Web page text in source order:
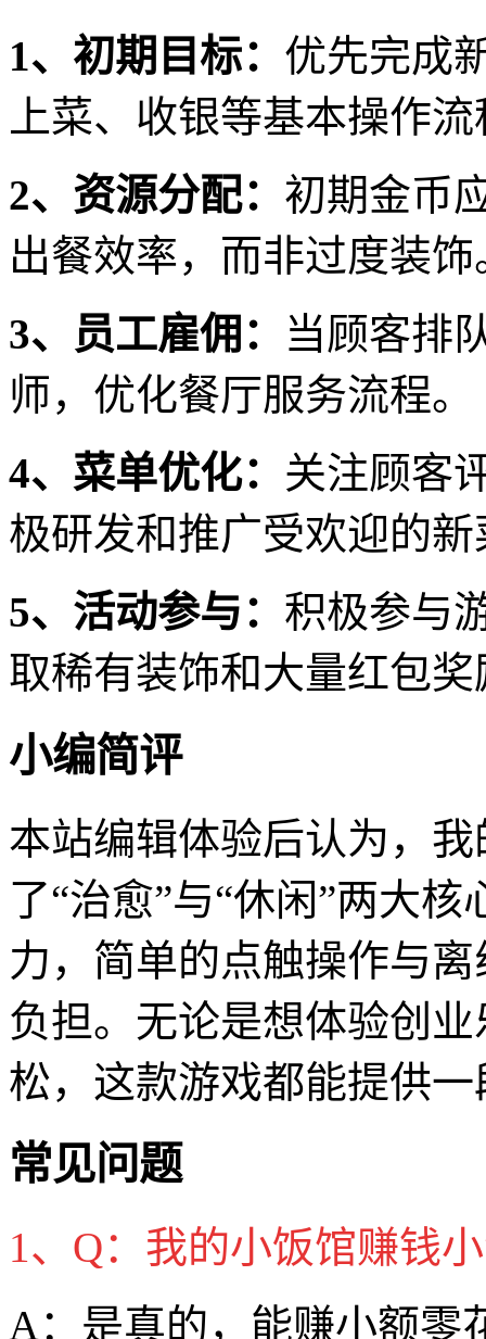
1、初期目标： 优先完成
上菜、收银等基本操作
2、资源分配： 初期金币
出餐效率，而非过度装饰
3、员工雇佣：
当顾客排
师，优化餐厅服务流程。
4、菜单优化： 关注顾客
极研发和推广受欢迎的新
5、活动参与： 积极参与
取稀有装饰和大量红包
小编简评
本站编辑体验后认为，
了“治愈”与“休闲”两大
力，简单的点触操作与
负担。无论是想体验创
松，这款游戏都能提供
常见问题
1、Q：我的小饭馆赚钱
A：是真的，能赚小额零